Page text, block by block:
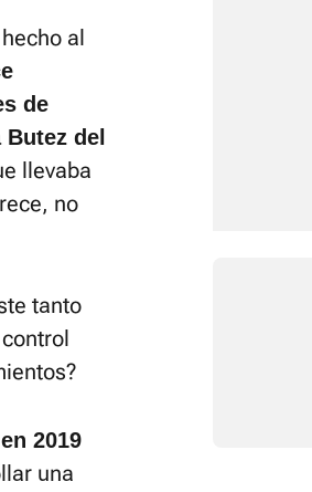
al
de
del
llevaba
no
tanto
2019
una